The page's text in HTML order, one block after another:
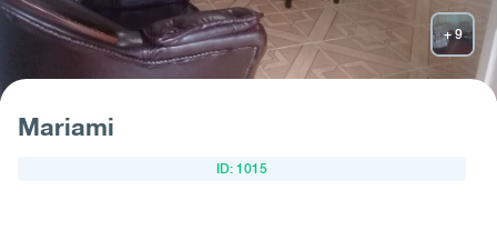
Mariami
ID: 1015